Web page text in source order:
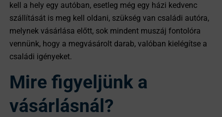
kell a hely egy autóban, esetleg még egy házi kedvenc
szállítását is meg kell oldani, szükség van családi autóra,
melynek vásárlása előtt, sok mindent muszáj fontolóra
vennünk, hogy a megvásárolt darab, valóban kielégítse a
családi igényeket.
Mire figyeljünk a
vásárlásnál?